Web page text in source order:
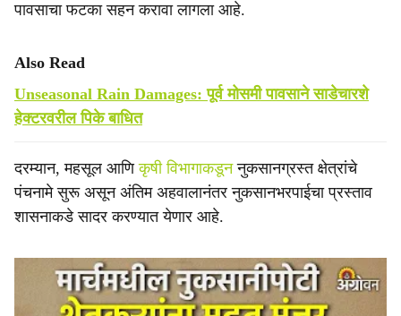
पावसाचा फटका सहन करावा लागला आहे.
Also Read
Unseasonal Rain Damages: पूर्व मोसमी पावसाने साडेचारशे
हेक्टरवरील पिके बाधित
दरम्यान, महसूल आणिकृषी विभागाकडूननुकसानग्रस्त क्षेत्रांचे
पंचनामे सुरू असून अंतिम अहवालानंतर नुकसानभरपाईचा प्रस्ताव
शासनाकडे सादर करण्यात येणार आहे.